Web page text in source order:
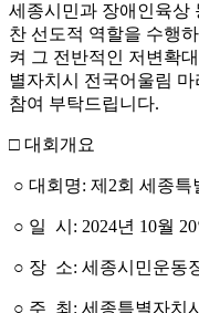
세종시민과 장애인육상
찬 선도적 역할을 수행
켜 그 전반적인 저변확
별자치시 전국어울림
참여 부탁드립니다.
□ 대회개요
○ 대회명: 제 2회 세종특
○ 일 시 : 2024년 10월 20
○ 장 소: 세종시민운동
○ 주 최 : 세종특별자치